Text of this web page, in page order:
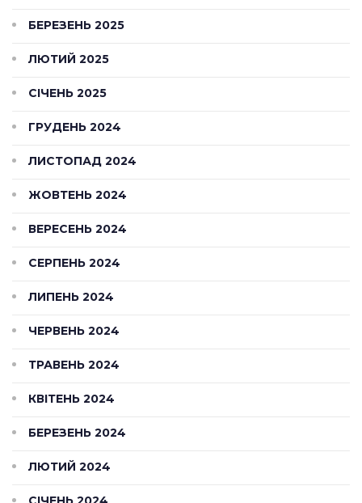
БЕРЕЗЕНЬ 2025
ЛЮТИЙ 2025
СІЧЕНЬ 2025
ГРУДЕНЬ 2024
ЛИСТОПАД 2024
ЖОВТЕНЬ 2024
ВЕРЕСЕНЬ 2024
СЕРПЕНЬ 2024
ЛИПЕНЬ 2024
ЧЕРВЕНЬ 2024
ТРАВЕНЬ 2024
КВІТЕНЬ 2024
БЕРЕЗЕНЬ 2024
ЛЮТИЙ 2024